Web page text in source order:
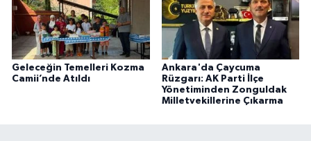
Geleceğin Temelleri Kozma
Camii’nde Atıldı
Ankara'da Çaycuma
Rüzgarı: AK Parti İlçe
Yönetiminden Zonguldak
Milletvekillerine Çıkarma